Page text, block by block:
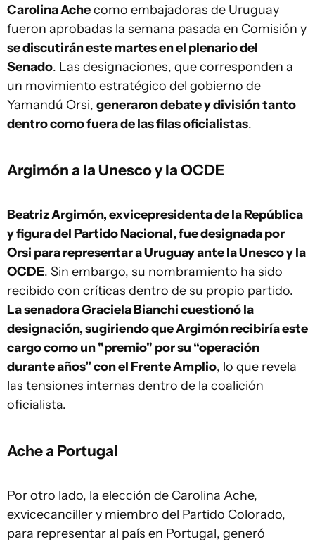
Carolina Achecomo embajadoras de Uruguay
fueron aprobadas la semana pasada en Comisión y
se discutirán este martes en el plenario del
Senado. Las designaciones, que corresponden a
un movimiento estratégico del gobierno de
Yamandú Orsi, generaron debate y división tanto
dentro como fuera de las filas oficialistas.
Argimón a la Unesco y la OCDE
Beatriz Argimón, exvicepresidenta de la República
y figura del Partido Nacional, fue designada por
Orsi para representar a Uruguay ante la Unesco y la
OCDE. Sin embargo, su nombramiento ha sido
recibido con críticas dentro de su propio partido.
La senadora Graciela Bianchi cuestionó la
designación, sugiriendo que Argimón recibiría este
cargo como un "premio" por su “operación
durante años” con el Frente Amplio, lo que revela
las tensiones internas dentro de la coalición
oficialista.
Ache a Portugal
Por otro lado, la elección de Carolina Ache,
exvicecanciller y miembro del Partido Colorado,
para representar al país en Portugal, generó